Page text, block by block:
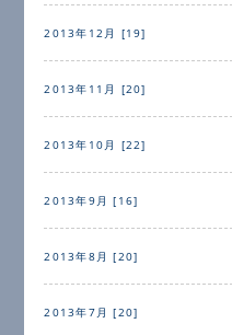
2013年12月 [19]
2013年11月 [20]
2013年10月 [22]
2013年9月 [16]
2013年8月 [20]
2013年7月 [20]